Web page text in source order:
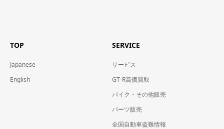
TOP
Japanese
English
SERVICE
サービス
GT-R高価買取
バイク・その他販売
パーツ販売
全国自動車盗難情報